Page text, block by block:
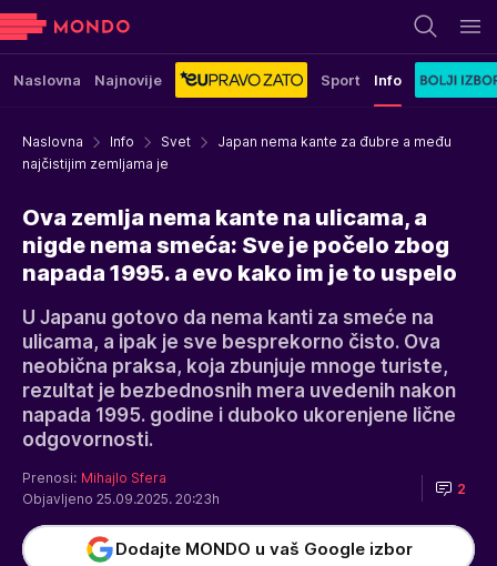
Naslovna Najnovije Sport Info
Naslovna Info Svet
Japan nema kante za đubre a među
najčistijim zemljama je
Ova zemlja nema kante na ulicama, a
nigde nema smeća: Sve je počelo zbog
napada 1995. a evo kako im je to uspelo
U Japanu gotovo da nema kanti za smeće na
ulicama, a ipak je sve besprekorno čisto. Ova
neobična praksa, koja zbunjuje mnoge turiste,
rezultat je bezbednosnih mera uvedenih nakon
napada 1995. godine i duboko ukorenjene lične
odgovornosti.
Prenosi: Mihajlo Sfera
Objavljeno 25.09.2025. 20:23h
2
Dodajte MONDO u vaš Google izbor